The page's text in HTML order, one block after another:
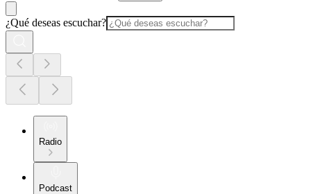
¿Qué deseas escuchar?
Radio
Podcast